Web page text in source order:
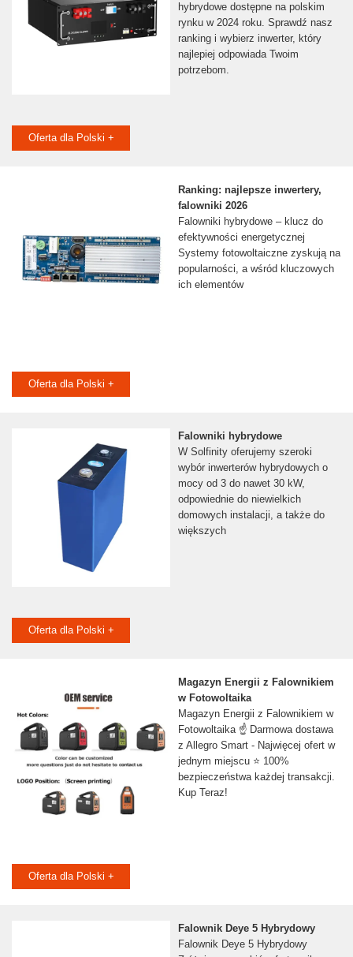
hybrydowe dostępne na polskim
rynku w 2024 roku. Sprawdź nasz
ranking i wybierz inwerter, który
najlepiej odpowiada Twoim
potrzebom.
Oferta dla Polski +
Ranking: najlepsze inwertery,
falowniki 2026
Falowniki hybrydowe – klucz do
efektywności energetycznej
Systemy fotowoltaiczne zyskują na
popularności, a wśród kluczowych
ich elementów
Oferta dla Polski +
Falowniki hybrydowe
W Solfinity oferujemy szeroki
wybór inwerterów hybrydowych o
mocy od 3 do nawet 30 kW,
odpowiednie do niewielkich
domowych instalacji, a także do
większych
Oferta dla Polski +
Magazyn Energii z Falownikiem
w Fotowoltaika
Magazyn Energii z Falownikiem w
Fotowoltaika ☝ Darmowa dostawa
z Allegro Smart - Najwięcej ofert w
jednym miejscu ⭐ 100%
bezpieczeństwa każdej transakcji.
Kup Teraz!
Oferta dla Polski +
Falownik Deye 5 Hybrydowy
Falownik Deye 5 Hybrydowy